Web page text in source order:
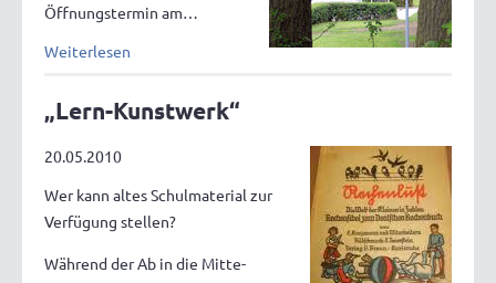
Öffnungstermin am…
Weiterlesen
„Lern-Kunstwerk“
20.05.2010
Wer kann altes Schulmaterial zur
Verfügung stellen?
Während der Ab in die Mitte-